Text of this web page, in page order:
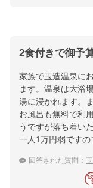
2食付きで御予
家族で玉造温泉に
ます。温泉は大浴
湯に浸かれます。
お風呂も無料で利
うですが落ち着い
一人1万円弱ですの
回答された質問： 玉